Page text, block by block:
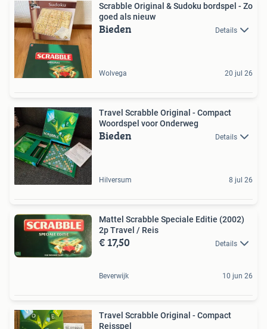
Scrabble Original & Sudoku bordspel - Zo
goed als nieuw
Bieden Details
Wolvega 20 jul 26
Travel Scrabble Original - Compact
Woordspel voor Onderweg
Bieden Details
Hilversum 8 jul 26
Mattel Scrabble Speciale Editie (2002)
2p Travel / Reis
€ 17,50 Details
Beverwijk 10 jun 26
Travel Scrabble Original - Compact
Reisspel